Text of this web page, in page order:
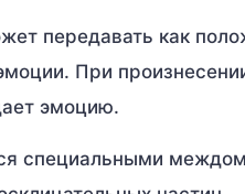
передавать как
При
эмоцию.
специальными